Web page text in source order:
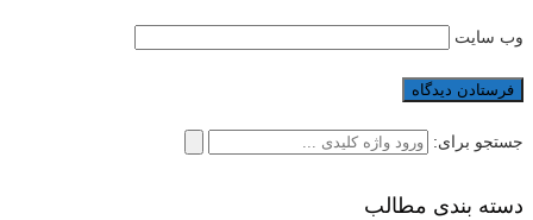
وب‌ سایت
جستجو برای:
دسته بندی مطالب